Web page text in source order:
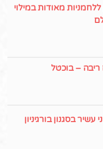
מאודות במילוי
ריבה – בוכטל
בסגנון בורגיניון